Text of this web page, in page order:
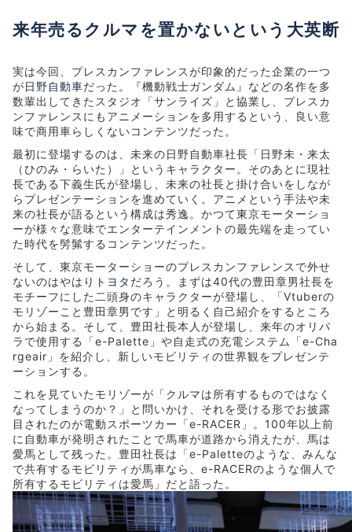
来年売るクルマを置かないという大英断
実は今回、プレスカンファレンスが印象的だった企業の一つ
が日野自動車だった。『機動戦士ガンダム』などの名作を多
数輩出してきたスタジオ「サンライズ」と協業し、プレスカ
ンファレンスにもアニメーションを多用するという、良い意
味で商用車らしくないコンテンツだった。
最初に登場するのは、未来の日野自動車社長「日野未・来太
（ひのみ・らいた）」というキャラクター。そのあとに現社
長である下義生氏が登場し、未来の社長と掛け合いをしなが
らプレゼンテーションを進めていく。アニメという手法や未
来の社長が語るという構成は秀逸。かつて東京モーターショ
ーが様々な意味でエンターテインメントの最先端を走ってい
た時代を髣髴するコンテンツだった。
そして、東京モーターショーのプレスカンファレンスで外せ
ないのはやはり トヨタ だろう。まずは40代の豊田章男社長を
モチーフにした二頭身のキャラクターが登場し、「Vtuberの
モリゾーこと豊田章男です」と明るく自己紹介をするところ
から始まる。そして、豊田社長本人が登場し、来年のオリパ
ラで使用する「e-Palette」や自走式の充電システム「e-Cha
rgeair」を紹介し、新しいモビリティの世界観をプレゼンテ
ーションする。
これを見ていたモリゾーが「クルマは所有するものではなく
なってしまうのか？」と問いかけ、それを受ける形でお披露
目されたのが電動スポーツカー「e-RACER」。100年以上前
に自動車が発明されたことで馬車が道路から消えたが、馬は
愛馬として残った。豊田社長は「e-Paletteのような、みんな
で共有するモビリティが馬車なら、e-RACERのような個人で
所有するモビリティは愛馬」だと語った。